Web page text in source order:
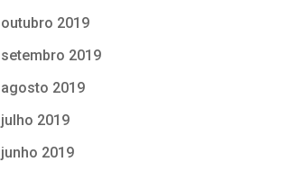
outubro 2019
setembro 2019
agosto 2019
julho 2019
junho 2019